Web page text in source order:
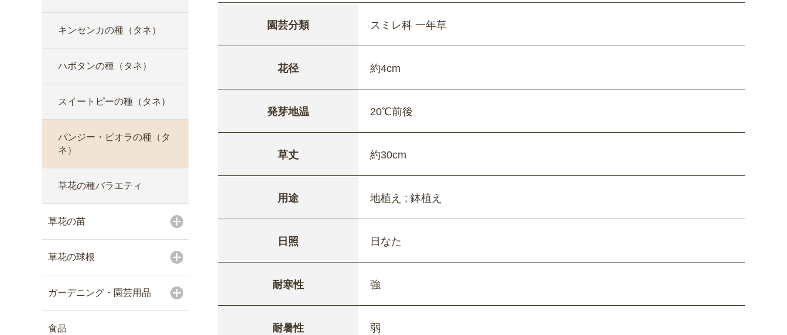
キンセンカの種（タネ）
ハボタンの種（タネ）
スイートピーの種（タネ）
パンジー・ビオラの種（タ
ネ）
草花の種バラエティ
草花の苗
草花の球根
ガーデニング・園芸用品
食品
園芸分類 スミレ科 一年草
花径 約4cm
発芽地温 20℃前後
草丈 約30cm
用途 地植え ; 鉢植え
日照 日なた
耐寒性 強
耐暑性 弱